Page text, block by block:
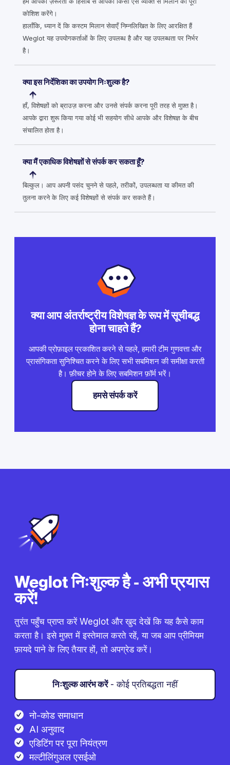
कोशिश करेंगे।
हालाँकि, ध्यान दें कि कस्टम मिलान सेवाएँ निम्नलिखित के लिए आरक्षित हैं
Weglot यह उपयोगकर्ताओं के लिए उपलब्ध है और यह उपलब्धता पर निर्भर
है।
क्या इस निर्देशिका का उपयोग निःशुल्क है?
हाँ, विशेषज्ञों को ब्राउज़ करना और उनसे संपर्क करना पूरी तरह से मुफ़्त है।
आपके द्वारा शुरू किया गया कोई भी सहयोग सीधे आपके और विशेषज्ञ के बीच
संचालित होता है।
क्या मैं एकाधिक विशेषज्ञों से संपर्क कर सकता हूँ?
बिल्कुल। आप अपनी पसंद चुनने से पहले, तरीकों, उपलब्धता या कीमत की
तुलना करने के लिए कई विशेषज्ञों से संपर्क कर सकते हैं।
क्या आप अंतर्राष्ट्रीय विशेषज्ञ के रूप में सूचीबद्ध
होना चाहते हैं?
आपकी प्रोफ़ाइल प्रकाशित करने से पहले, हमारी टीम गुणवत्ता और
प्रासंगिकता सुनिश्चित करने के लिए सभी सबमिशन की समीक्षा करती
है। फ़ीचर होने के लिए सबमिशन फ़ॉर्म भरें।
हमसे संपर्क करें
Weglot निःशुल्क है - अभी प्रयास
करें!
तुरंत पहुँच प्राप्त करें Weglot और खुद देखें कि यह कैसे काम
करता है। इसे मुफ़्त में इस्तेमाल करते रहें, या जब आप प्रीमियम
फ़ायदे पाने के लिए तैयार हों, तो अपग्रेड करें।
निःशुल्क आरंभ करें- कोई प्रतिबद्धता नहीं
नो-कोड समाधान
AI अनुवाद
एडिटिंग पर पूरा नियंत्रण
मल्टीलिंगुअल एसईओ